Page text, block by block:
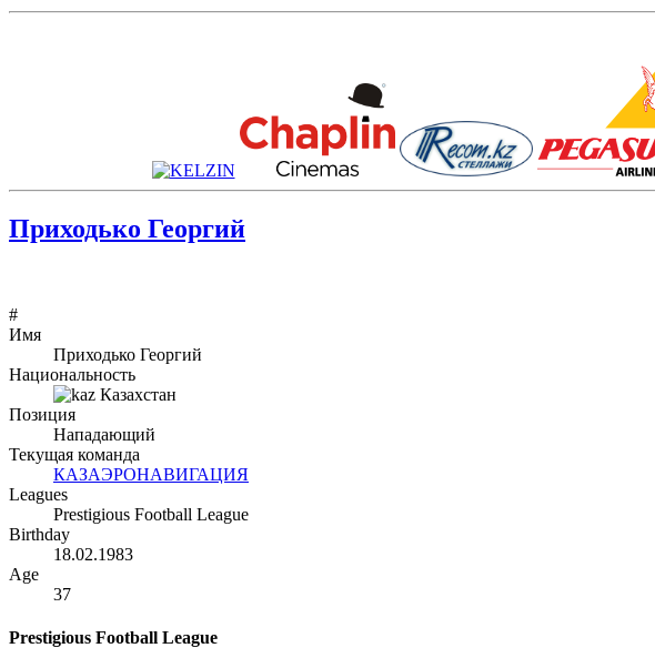
Приходько Георгий
#
Имя
Приходько Георгий
Национальность
Казахстан
Позиция
Нападающий
Текущая команда
КАЗАЭРОНАВИГАЦИЯ
Leagues
Prestigious Football League
Birthday
18.02.1983
Age
37
Prestigious Football League